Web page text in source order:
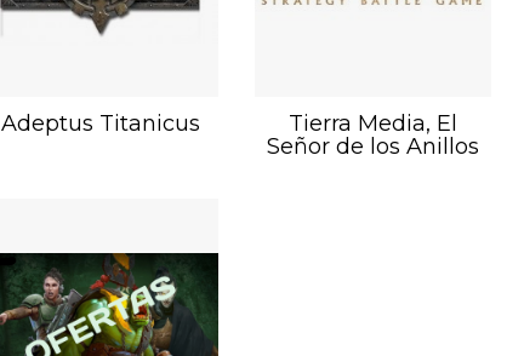
Adeptus Titanicus
Tierra Media, El
Señor de los Anillos